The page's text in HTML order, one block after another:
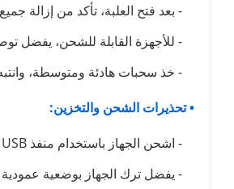
- بعد فتح العلبة، تأكد من إزالة
- للأجهزة القابلة للشحن، يفضل
- خذ سحبات هادئة ومتوسطة،
• تحذيرات الشحن والتخزين:
- اشحن الجهاز باستخدام منفذ USB (كمبيوتر/سيارة) أو شاحن بطيء. تجنب شواحن الهواتف السريعة تماماً لأنها قد تتلف البطارية وتتسبب في حرق نكهة الجهاز.
- يفضل ترك الجهاز بوضعية